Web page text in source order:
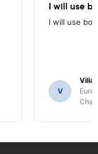
I will use
I will use
V